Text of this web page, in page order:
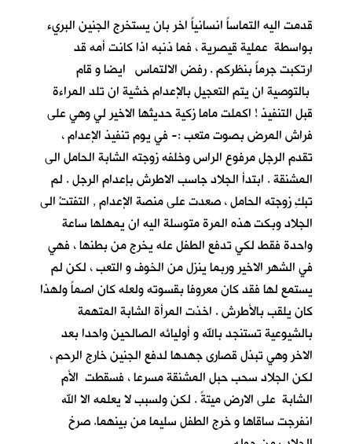
قدمت اليه التماساً انسانياً اخر بان يستخرج الجنين البريء
بواسطة عملية قيصرية ، فما ذنبه اذا كانت أمه قد
ارتكبت جرماً بنظركم . رفض الالتماس ايضا و قام
بالتوصية ان يتم التعجيل بالإعدام خشية ان تلد المراءة
قبل التنفيذ ! اكملت ماما زكية حديثها الاخير لي وهي على
فراش المرض بصوت متعب :- في يوم تنفيذ الإعدام ،
تقدم الرجل مرفوع الراس وخلفه زوجته الشابة الحامل الى
المشنقة . ابتدأ الجلاد جاسب الاطرش بإعدام الرجل . لم
تبكِ زوجته الحامل ، صعدت على منصة الإعدام , التفتتْ الى
الجلاد وبكت هذه المرة متوسلة اليه ان يمهلها ساعة
واحدة فقط لكي تدفع الطفل عله يخرج من بطنها ، فهي
في الشهر الاخير وربما ينزل من الخوف و التعب ، لكن لم
يستمع لها فقد كان معروفا بقسوته ولعله كان اصماً ولهذا
كان يلقب بالأطرش . اخذت المرأة الشابة المتهمة
بالشيوعية تستنجد بالله و أوليائه الصالحين واحدا بعد
الاخر وهي تبذل قصارى جهدها لدفع الجنين خارج الرحم ،
لكن الجلاد سحب حبل المشنقة مسرعا ، فسقطت الأم
الشابة على الارض ميتةً . لكن ولسبب لا يعلمه الا الله
انفرجت ساقاها و خرج الطفل سليما من بينهما. صرخ